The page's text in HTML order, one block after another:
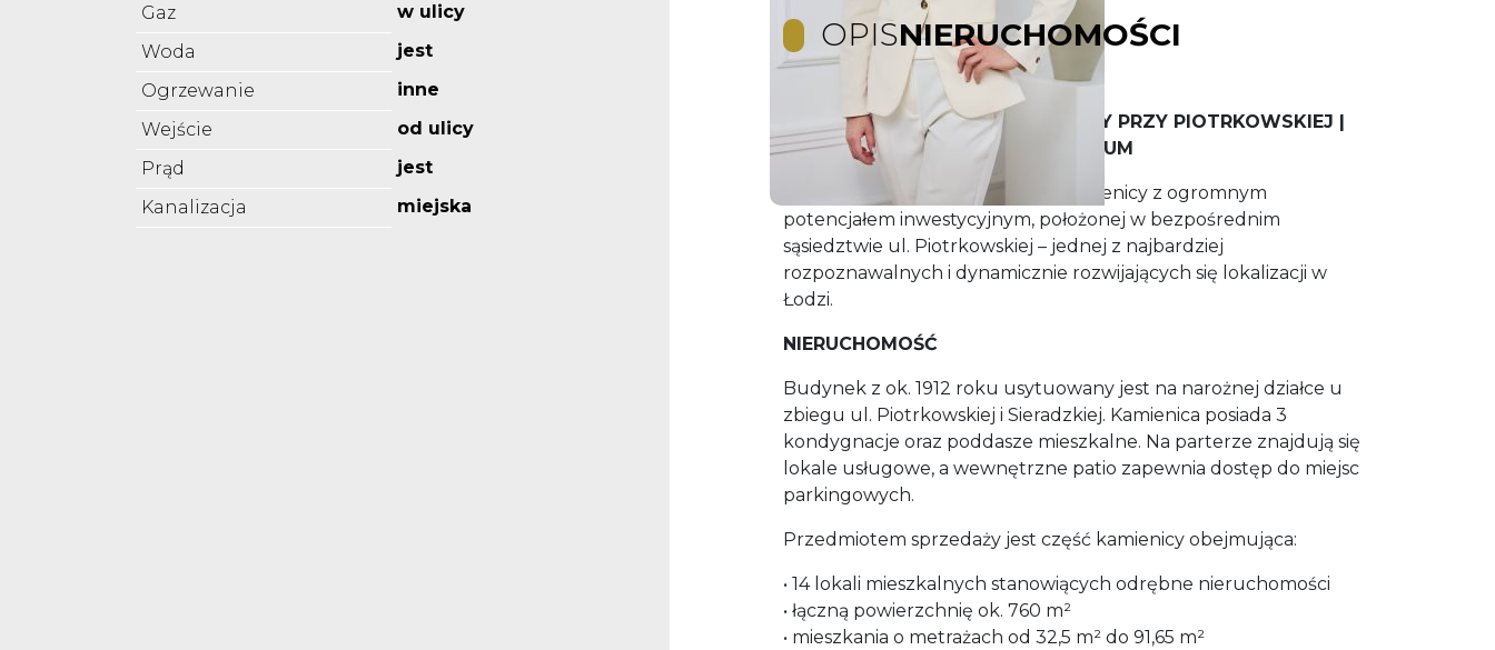
Gaz
w ulicy
Woda
jest
Ogrzewanie
inne
Wejście
od ulicy
Prąd
jest
Kanalizacja
miejska
OPISNIERUCHOMOŚCI
INWESTYCYJNA CZĘŚĆ KAMIENICY PRZY PIOTRKOWSKIEJ |
14 LOKALI | 760 m² | ŁÓDŹ CENTRUM
Na sprzedaż część zabytkowej kamienicy z ogromnym
potencjałem inwestycyjnym, położonej w bezpośrednim
sąsiedztwie ul. Piotrkowskiej – jednej z najbardziej
rozpoznawalnych i dynamicznie rozwijających się lokalizacji w
Łodzi.
NIERUCHOMOŚĆ
Budynek z ok. 1912 roku usytuowany jest na narożnej działce u
zbiegu ul. Piotrkowskiej i Sieradzkiej. Kamienica posiada 3
kondygnacje oraz poddasze mieszkalne. Na parterze znajdują się
lokale usługowe, a wewnętrzne patio zapewnia dostęp do miejsc
parkingowych.
Przedmiotem sprzedaży jest część kamienicy obejmująca:
• 14 lokali mieszkalnych stanowiących odrębne nieruchomości
• łączną powierzchnię ok. 760 m²
• mieszkania o metrażach od 32,5 m² do 91,65 m²